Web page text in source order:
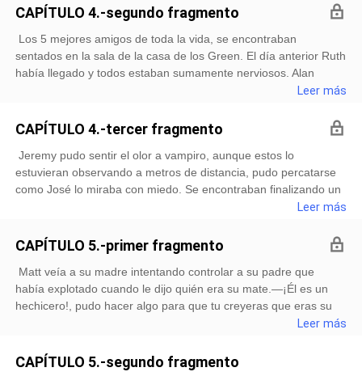
desde su mesa con una copa de champán en su mano. Los
estudiaba con la mirada trazando en su mente las intenciones
de cada persona en esa noche. Buscando alguna mirada
peligrosa, alguna señal de nerviosismo o una señal que active
su desconfianza. Su celular vibró en su bolsillo, al leer el
mensaje él se levantó de su mesa con las mejores de sus
pidió
CAPÍTULO 4.-segundo fragmento
Los 5 mejores amigos de toda la vida, se encontraban
sentados en la sala de la casa de los Green. El día anterior Ruth
había llegado y todos estaban sumamente nerviosos. Alan
estaba preocupado de que a Alex le afectará la cercanía de ella.
preocupado por su hermano, al punto de mandarlo a seguir y
saber qué hace todo el tiempo.—Deja de caminar de un lado a
otro— le dijo Alan a Alex—. Le vas a hacer un hueco al maldito
piso.—El día de ayer sentí mucho dolor—hablo Alex sentándose
—. Seguro tuvo una contracción tan fuerte que hasta yo lo sentí.
Leer más
CAPÍTULO 4.-tercer fragmento
Jeremy pudo sentir el olor a vampiro, aunque estos lo
estuvieran observando a metros de distancia, pudo percatarse
como José lo miraba con miedo. Se encontraban finalizando un
juego de fútbol americano. Jeremy no era creyente, pero en
los vampiros no dañen a ninguna de las personas que se
encontraban en esos momentos alentando a sus equipos
universitarios favoritos.—Son varios.Le dijo José cuando ya se
encontraban en las duchas—Si, al menos diez están aquí—dijo
Jeremy.—¿Crees que ataquen a alguien?—preguntó asustado.
Leer más
CAPÍTULO 5.-primer fragmento
Matt veía a su madre intentando controlar a su padre que
había explotado cuando le dijo quién era su mate.—¡Él es un
hechicero!, pudo hacer algo para que tu creyeras que eras su
mate ¡te está engañando!—¡Fernando compórtate!— María
dañas a nuestro hijo con tus palabras!Matt intentaba no llorar,
Leer más
CAPÍTULO 5.-segundo fragmento